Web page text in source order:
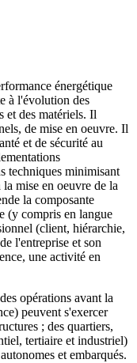
énergétique
à l'évolution des
et des matériels. Il
de mise en oeuvre. Il
et de sécurité au
techniques minimisant
mise en oeuvre de la
la composante
(y compris en langue
(client, hiérarchie,
l'entreprise et son
une activité en
opérations avant la
peuvent s'exercer
; des quartiers,
tertiaire et industriel)
et embarqués.